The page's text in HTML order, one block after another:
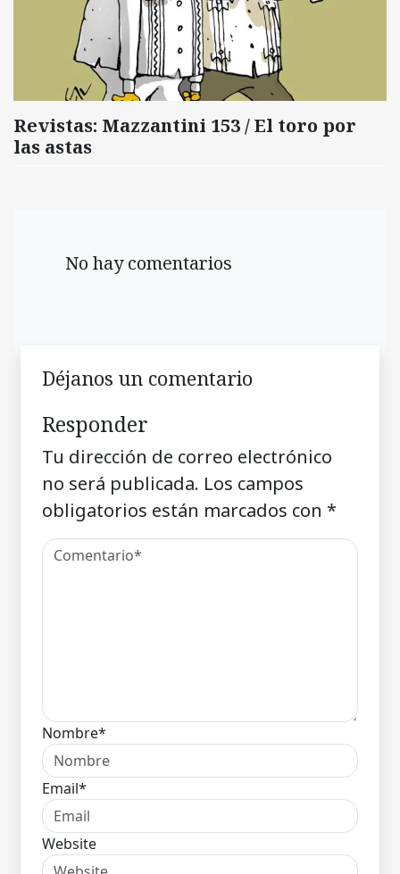
Revistas: Mazzantini 153 / El toro por
las astas
No hay comentarios
Déjanos un comentario
Responder
Tu dirección de correo electrónico
no será publicada. Los campos
obligatorios están marcados con *
Nombre*
Email*
Website